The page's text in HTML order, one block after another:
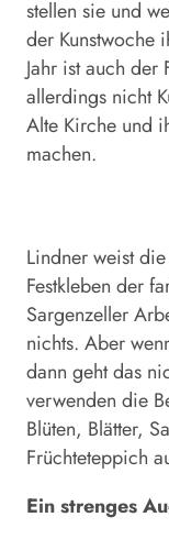
stellen sie und
der Kunstwoche
Jahr ist auch
allerdings nicht
Alte Kirche und
machen.
Lindner weist
Festkleben der
Sargenzeller
nichts. Aber
dann geht das
verwenden die
Blüten, Blätter,
Früchteteppich
Ein strenges